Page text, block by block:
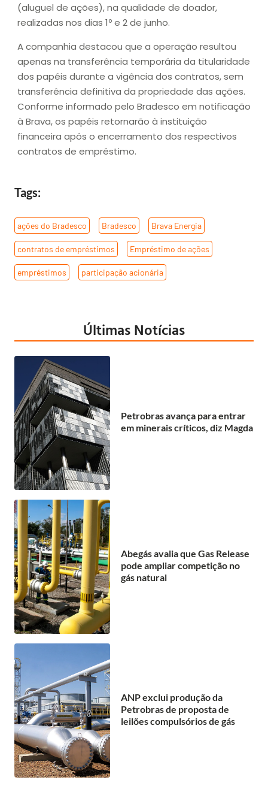
(aluguel de ações), na qualidade de doador,
realizadas nos dias 1º e 2 de junho.
A companhia destacou que a operação resultou
apenas na transferência temporária da titularidade
dos papéis durante a vigência dos contratos, sem
transferência definitiva da propriedade das ações.
Conforme informado pelo Bradesco em notificação
à Brava, os papéis retornarão à instituição
financeira após o encerramento dos respectivos
contratos de empréstimo.
Tags:
ações do Bradesco Bradesco Brava Energia
contratos de empréstimos Empréstimo de ações
empréstimos participação acionária
Últimas Notícias
Petrobras avança para entrar
em minerais críticos, diz Magda
Abegás avalia que Gas Release
pode ampliar competição no
gás natural
ANP exclui produção da
Petrobras de proposta de
leilões compulsórios de gás